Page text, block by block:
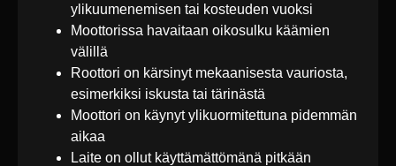
ylikuumenemisen tai kosteuden vuoksi
Moottorissa havaitaan oikosulku käämien
välillä
Roottori on kärsinyt mekaanisesta vauriosta,
esimerkiksi iskusta tai tärinästä
Moottori on käynyt ylikuormitettuna pidemmän
aikaa
Laite on ollut käyttämättömänä pitkään